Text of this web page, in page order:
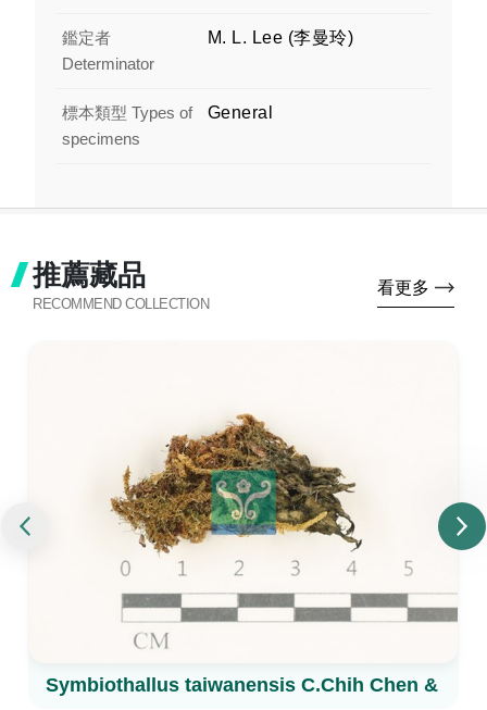
鑑定者
Determinator
M. L. Lee (李曼玲)
標本類型 Types of
specimens
General
推薦藏品
RECOMMEND COLLECTION
看更多
Symbiothallus taiwanensis C.Chih Chen & K.H.